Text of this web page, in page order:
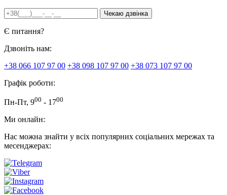
Є питання?
Дзвоніть нам:
+38 066 107 97 00 +38 098 107 97 00 +38 073 107 97 00
Графік роботи:
Пн-Пт, 900 - 1700
Ми онлайн:
Нас можна знайти у всіх популярних соціальних мережах та
месенджерах: